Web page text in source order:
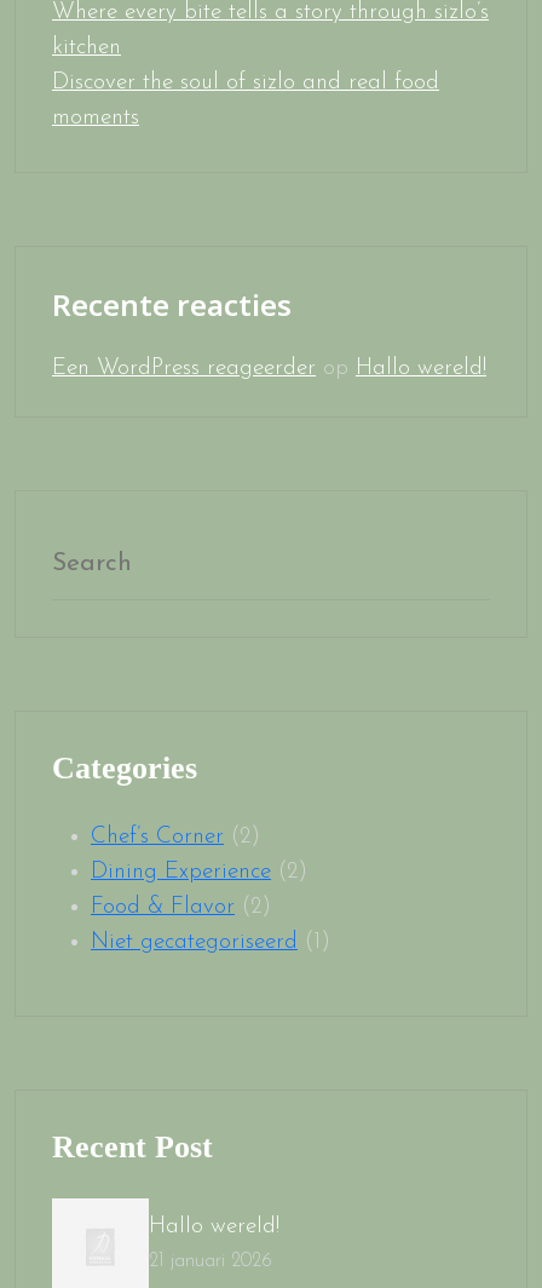
Where every bite tells a story through sizlo’s
kitchen
Discover the soul of sizlo and real food
moments
Recente reacties
Een WordPress reageerder op Hallo wereld!
Categories
Chef’s Corner (2)
Dining Experience (2)
Food & Flavor (2)
Niet gecategoriseerd (1)
Recent Post
Hallo wereld!
21 januari 2026